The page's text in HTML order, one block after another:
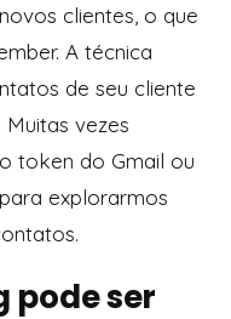
clientes, o que
A técnica
de seu cliente
vezes
token do Gmail ou
explorarmos
pode ser